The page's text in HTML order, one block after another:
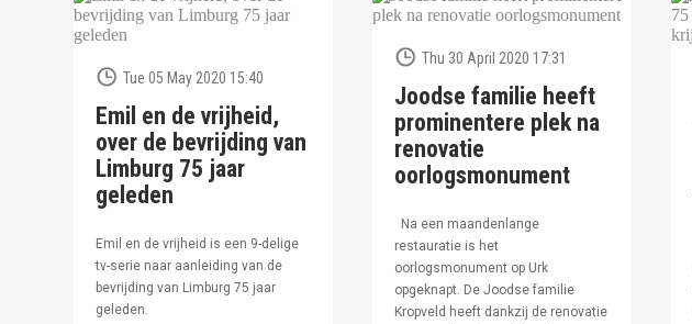
Tue 05 May 2020 15:40
Emil en de vrijheid,
over de bevrijding van
Limburg 75 jaar
geleden
Emil en de vrijheid is een 9-delige
tv-serie naar aanleiding van de
bevrijding van Limburg 75 jaar
geleden.
Thu 30 April 2020 17:31
Joodse familie heeft
prominentere plek na
renovatie
oorlogsmonument
Na een maandenlange
restauratie is het
oorlogsmonument op Urk
opgeknapt. De Joodse familie
Kropveld heeft dankzij de renovatie